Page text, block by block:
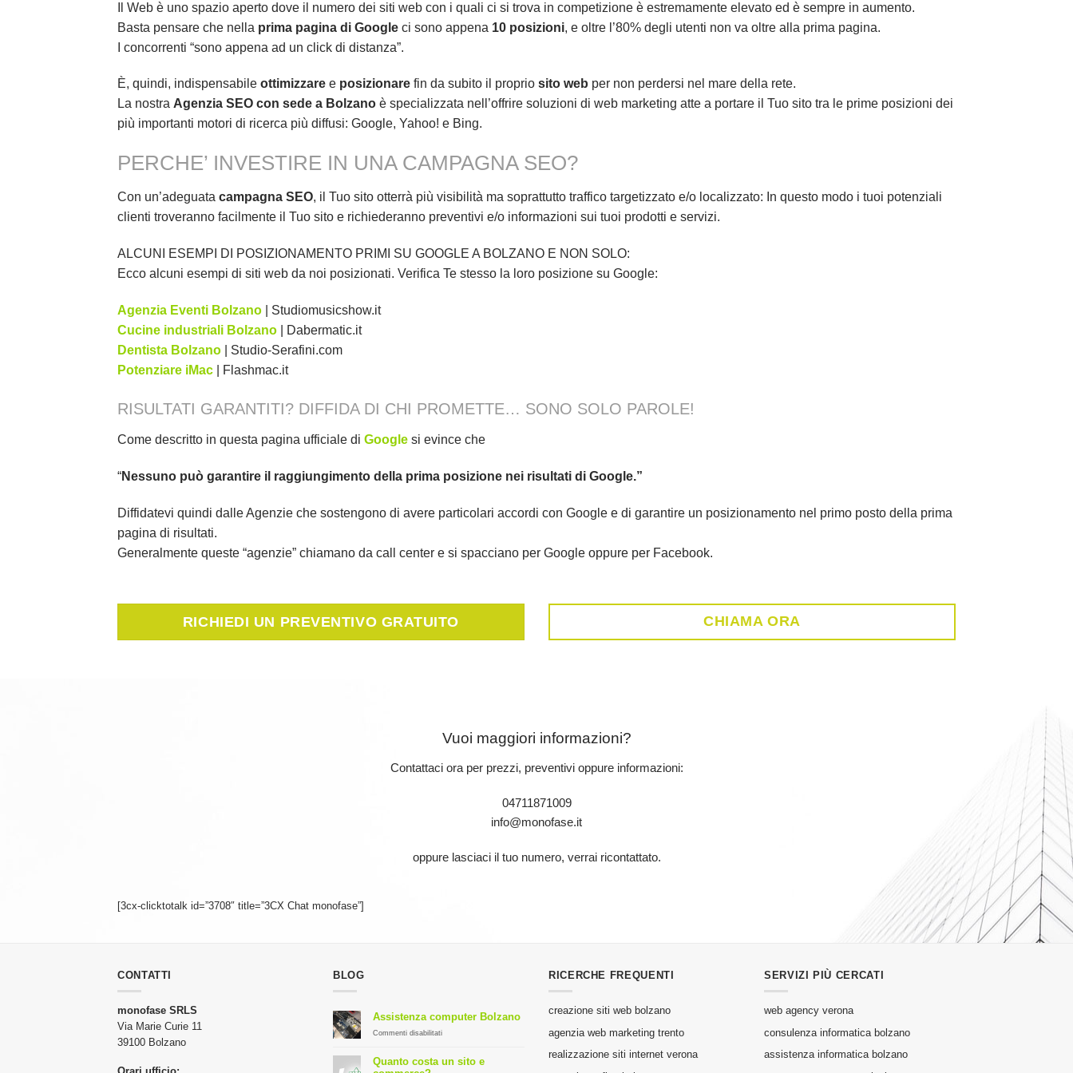
Il Web è uno spazio aperto dove il numero dei siti web con i quali ci si trova in competizione è estremamente elevato ed è sempre in aumento.
Basta pensare che nella prima pagina di Google ci sono appena 10 posizioni, e oltre l’80% degli utenti non va oltre alla prima pagina.
I concorrenti “sono appena ad un click di distanza”.
È, quindi, indispensabile ottimizzare e posizionare fin da subito il proprio sito web per non perdersi nel mare della rete.
La nostra Agenzia SEO con sede a Bolzano è specializzata nell’offrire soluzioni di web marketing atte a portare il Tuo sito tra le prime posizioni dei
più importanti motori di ricerca più diffusi: Google, Yahoo! e Bing.
PERCHE’ INVESTIRE IN UNA CAMPAGNA SEO?
Con un’adeguata campagna SEO, il Tuo sito otterrà più visibilità ma soprattutto traffico targetizzato e/o localizzato: In questo modo i tuoi potenziali
clienti troveranno facilmente il Tuo sito e richiederanno preventivi e/o informazioni sui tuoi prodotti e servizi.
ALCUNI ESEMPI DI POSIZIONAMENTO PRIMI SU GOOGLE A BOLZANO E NON SOLO:
Ecco alcuni esempi di siti web da noi posizionati. Verifica Te stesso la loro posizione su Google:
Agenzia Eventi Bolzano | Studiomusicshow.it
Cucine industriali Bolzano | Dabermatic.it
Dentista Bolzano
| Studio-Serafini.com
Potenziare iMac | Flashmac.it
RISULTATI GARANTITI? DIFFIDA DI CHI PROMETTE… SONO SOLO PAROLE!
Come descritto in questa pagina ufficiale di Google si evince che
“Nessuno può garantire il raggiungimento della prima posizione nei risultati di Google.”
Diffidatevi quindi dalle Agenzie che sostengono di avere particolari accordi con Google e di garantire un posizionamento nel primo posto della prima
pagina di risultati.
Generalmente queste “agenzie” chiamano da call center e si spacciano per Google oppure per Facebook.
RICHIEDI UN PREVENTIVO GRATUITO CHIAMA ORA
Vuoi maggiori informazioni?
Contattaci ora per prezzi, preventivi oppure informazioni:
04711871009
info@monofase.it
oppure lasciaci il tuo numero, verrai ricontattato.
[3cx-clicktotalk id=”3708″ title=”3CX Chat monofase”]
CONTATTI
monofase SRLS
Via Marie Curie 11
39100 Bolzano
BLOG
Assistenza computer Bolzano
Commenti disabilitatisu
Bolzano
Quanto costa un sito e
RICERCHE FREQUENTI
creazione siti web bolzano
agenzia web marketing trento
realizzazione siti internet verona
SERVIZI PIÙ CERCATI
web agency verona
consulenza informatica bolzano
assistenza informatica bolzano